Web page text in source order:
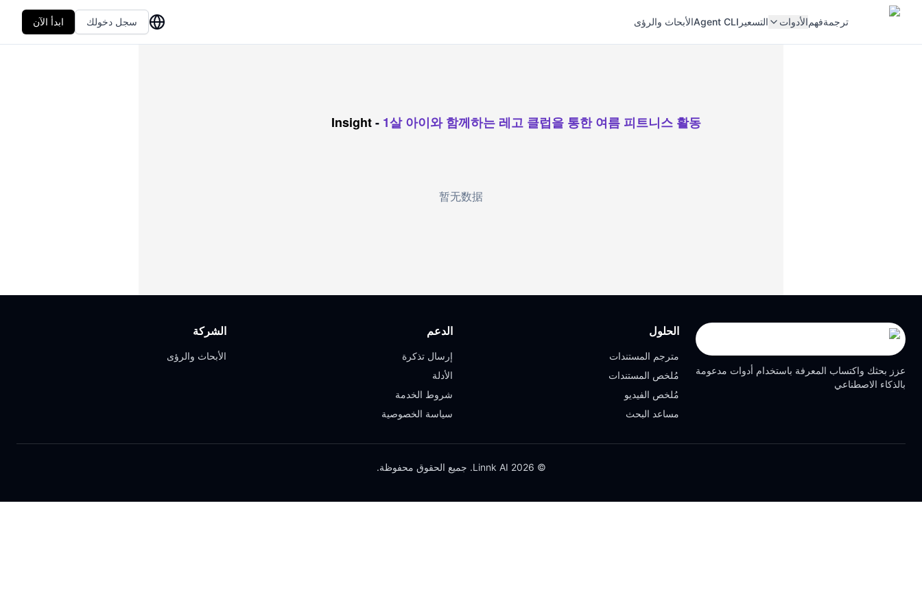
ترجمةفهمالأدوات التسعير Agent CLIالأبحاث والرؤى سجل دخولك ابدأ الآن
Insight- 1살 아이와 함께하는 레고 클럽을 통한 여름 피트니스 활동
暂无数据
عزز بحثك واكتساب المعرفة باستخدام أدوات مدعومة
بالذكاء الاصطناعي
الحلول
مترجم المستندات
مُلخص المستندات
مُلخص الفيديو
مساعد البحث
الدعم
إرسال تذكرة
الأدلة
شروط الخدمة
سياسة الخصوصية
الشركة
الأبحاث والرؤى
© 2026 Linnk AI. جميع الحقوق محفوظة.